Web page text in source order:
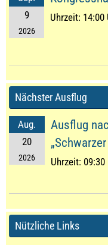
9
2026
Uhrzeit: 14:00
Nächster Ausflug
Aug.
20
2026
Ausflug
Uhrzeit: 09:30
Nützliche Links